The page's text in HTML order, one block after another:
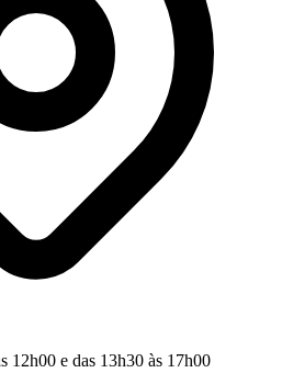
12h00 e das 13h30 às 17h00